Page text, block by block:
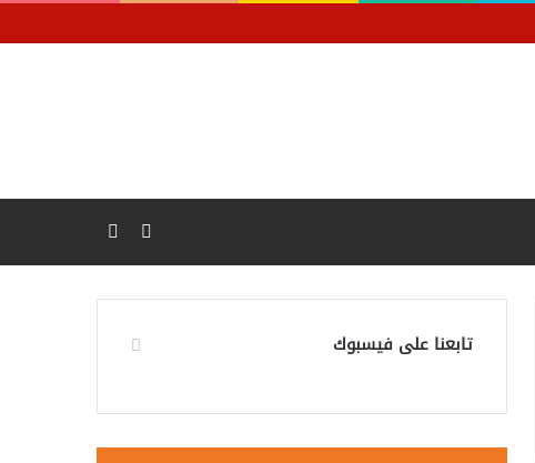
فيسبوك
تابعنا على فيسبوك